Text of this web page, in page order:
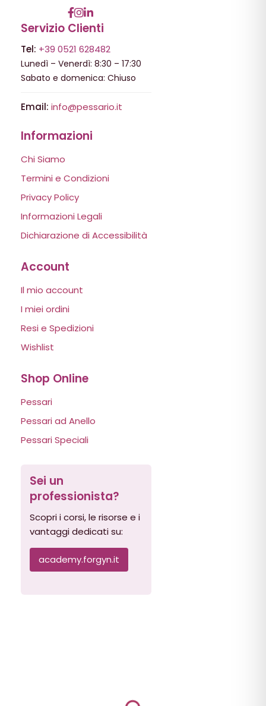
Servizio Clienti
Tel: +39 0521 628482
Lunedì – Venerdì: 8:30 – 17:30
Sabato e domenica: Chiuso
Email: info@pessario.it
Informazioni
Chi Siamo
Termini e Condizioni
Privacy Policy
Informazioni Legali
Dichiarazione di Accessibilità
Account
Il mio account
I miei ordini
Resi e Spedizioni
Wishlist
Shop Online
Pessari
Pessari ad Anello
Pessari Speciali
Sei un
professionista?
Scopri i corsi, le risorse e i
vantaggi dedicati su:
academy.forgyn.it